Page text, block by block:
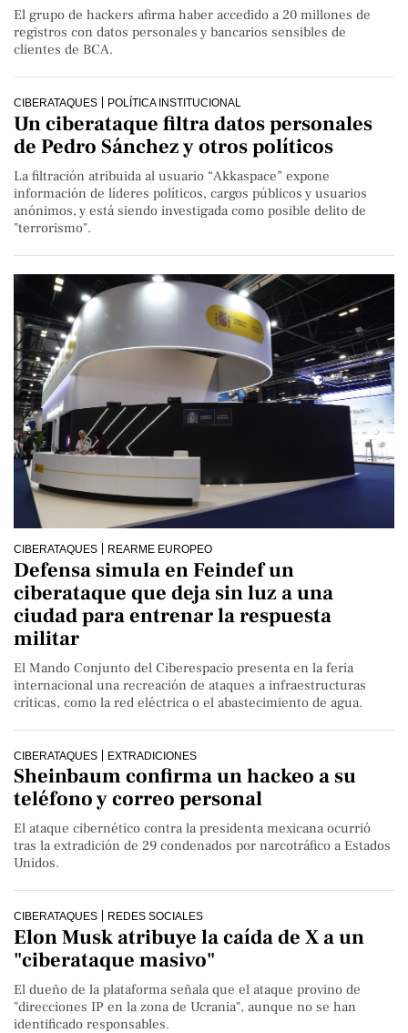
El grupo de hackers afirma haber accedido a 20 millones de
registros con datos personales y bancarios sensibles de
clientes de BCA.
CIBERATAQUES POLÍTICA INSTITUCIONAL
Un ciberataque filtra datos personales
de Pedro Sánchez y otros políticos
La filtración atribuida al usuario “Akkaspace” expone
información de líderes políticos, cargos públicos y usuarios
anónimos, y está siendo investigada como posible delito de
"terrorismo".
CIBERATAQUES REARME EUROPEO
Defensa simula en Feindef un
ciberataque que deja sin luz a una
ciudad para entrenar la respuesta
militar
El Mando Conjunto del Ciberespacio presenta en la feria
internacional una recreación de ataques a infraestructuras
críticas, como la red eléctrica o el abastecimiento de agua.
CIBERATAQUES EXTRADICIONES
Sheinbaum confirma un hackeo a su
teléfono y correo personal
El ataque cibernético contra la presidenta mexicana ocurrió
tras la extradición de 29 condenados por narcotráfico a Estados
Unidos.
CIBERATAQUES REDES SOCIALES
Elon Musk atribuye la caída de X a un
"ciberataque masivo"
El dueño de la plataforma señala que el ataque provino de
"direcciones IP en la zona de Ucrania", aunque no se han
identificado responsables.